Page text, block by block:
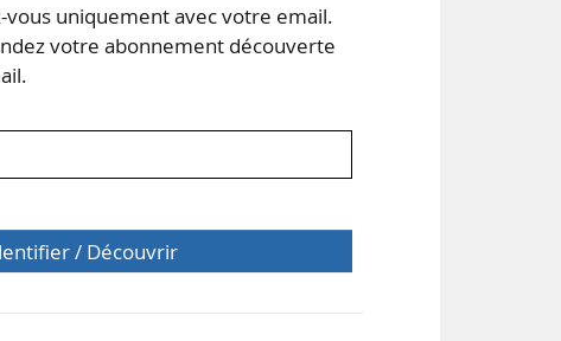
uniquement avec votre email.
votre abonnement découverte
/ Découvrir